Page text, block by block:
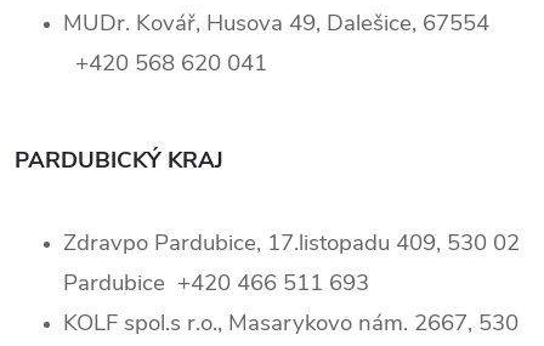
MUDr. Kovář, Husova 49, Dalešice, 67554
+420 568 620 041
PARDUBICKÝ KRAJ
Zdravpo Pardubice, 17.listopadu 409, 530 02
Pardubice +420 466 511 693
KOLF spol.s r.o., Masarykovo nám. 2667, 530